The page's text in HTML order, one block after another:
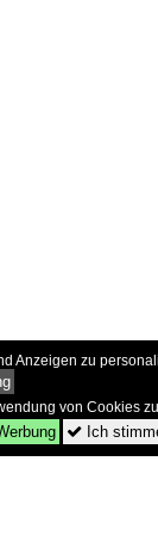
Anzeigen zu
von Cookies
 Ich